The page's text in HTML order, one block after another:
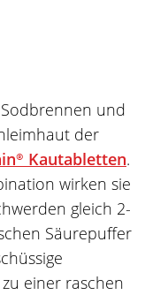
Sodbrennen und
der
Kautabletten.
wirken sie
gleich 2-
Säurepuffer
einer raschen